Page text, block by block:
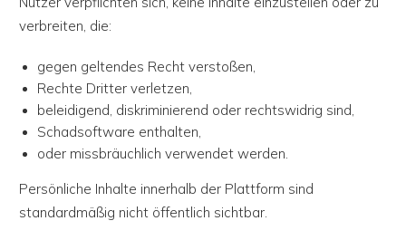
verbreiten, die:
gegen geltendes Recht verstoßen,
Rechte Dritter verletzen,
beleidigend, diskriminierend oder rechtswidrig sind,
Schadsoftware enthalten,
oder missbräuchlich verwendet werden.
Persönliche Inhalte innerhalb der Plattform sind
standardmäßig nicht öffentlich sichtbar.